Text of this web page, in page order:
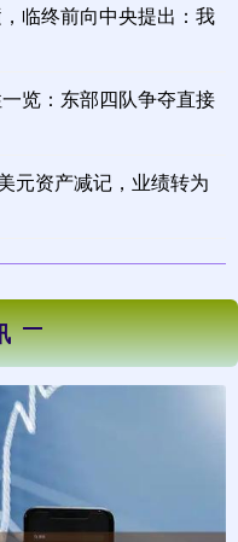
临终前向中央提出：我
览：东部四队争夺直接
元资产减记，业绩转为